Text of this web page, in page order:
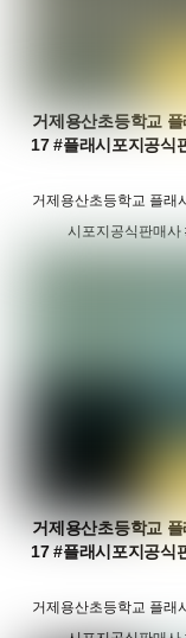
거제용산초등학교
17 #플래시포지공식
거제용산초등학교 플래
시포지공식판매사
거제용산초등학교
17 #플래시포지공식
거제용산초등학교 플래